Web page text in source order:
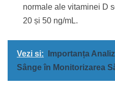
normale ale vitaminei D
20 și 50 ng/mL.
Vezi si:
Importanța
Sânge în Monitorizarea